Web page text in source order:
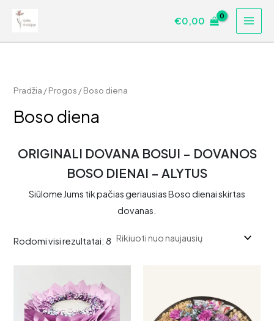
Pereiti
turinio
€0,00
Pradžia /Progos / Boso diena
Boso diena
ORIGINALI DOVANA BOSUI – DOVANOS
BOSO DIENAI – ALYTUS
Siūlome Jums tik pačias geriausias Boso dienai skirtas
dovanas.
Rodomi visi rezultatai: 8 Rūšiuojama